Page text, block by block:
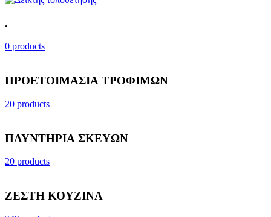
.
0 products
ΠΡΟΕΤΟΙΜΑΣΙΑ ΤΡΟΦΙΜΩΝ
20 products
ΠΛΥΝΤΗΡΙΑ ΣΚΕΥΩΝ
20 products
ΖΕΣΤΗ ΚΟΥΖΙΝΑ